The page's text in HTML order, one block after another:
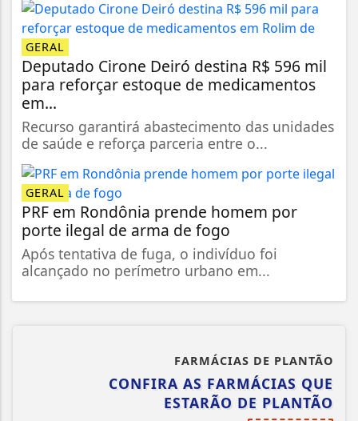
GERAL
Deputado Cirone Deiró destina R$ 596 mil
para reforçar estoque de medicamentos
em...
Recurso garantirá abastecimento das unidades
de saúde e reforça parceria entre o...
GERAL
PRF em Rondônia prende homem por
porte ilegal de arma de fogo
Após tentativa de fuga, o indivíduo foi
alcançado no perímetro urbano em...
FARMÁCIAS DE PLANTÃO
CONFIRA AS FARMÁCIAS QUE
ESTARÃO DE PLANTÃO